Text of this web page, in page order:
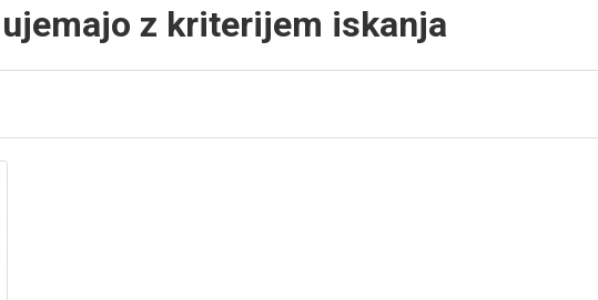
z kriterijem iskanja